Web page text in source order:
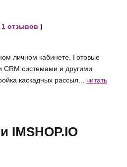
1 отзывов )
личном кабинете. Готовые
CRM системами и другими
каскадных рассыл... читать
IMSHOP.IO